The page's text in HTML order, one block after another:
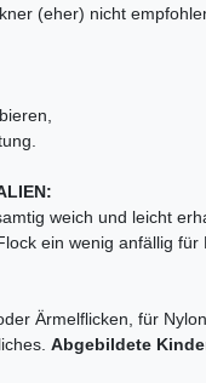
(eher) nicht
weich und leicht
ein wenig anfällig
Ärmelflicken, für
Abgebildete